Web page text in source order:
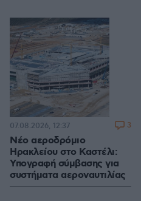
Νέο αεροδρόμιο
Ηρακλείου στο Καστέλι:
Υπογραφή σύμβασης για
συστήματα αεροναυτιλίας
07.08.2026, 12:37 3